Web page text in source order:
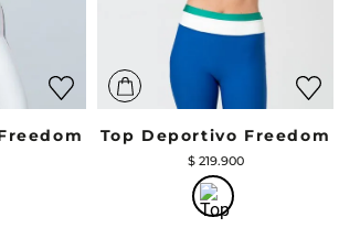
Top Deportivo Freedom
$ 219.900